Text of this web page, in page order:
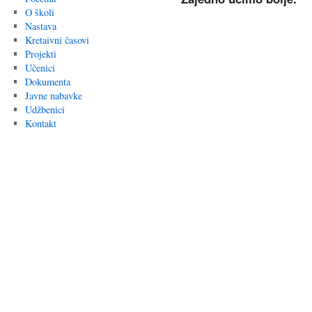
O školi
Nastava
Kretaivni časovi
Projekti
Učenici
Dokumenta
Javne nabavke
Udžbenici
Kontakt